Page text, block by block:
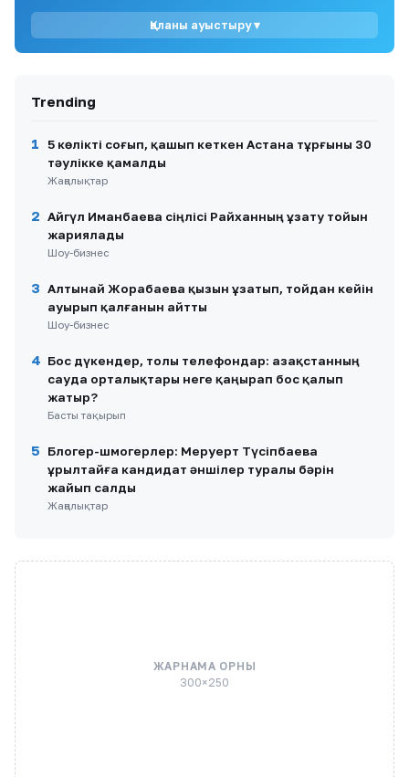
10
1,4 млрд теңге бөлінді: Бурабай мен
Қаланы ауыстыру ▾
Trending
1
5 көлікті соғып, қашып кеткен Астана тұрғыны 30
тәулікке қамалды
Жаңалықтар
2 Айгүл Иманбаева сіңлісі Райханның ұзату тойын
жариялады
Шоу-бизнес
3 Алтынай Жорабаева қызын ұзатып, тойдан кейін
ауырып қалғанын айтты
Шоу-бизнес
4 Бос дүкендер, толы телефондар: Қазақстанның
сауда орталықтары неге қаңырап бос қалып
жатыр?
Басты тақырып
5
Блогер-шмогерлер: Меруерт Түсіпбаева
Құрылтайға кандидат әншілер туралы бәрін
жайып салды
Жаңалықтар
ЖАРНАМА ОРНЫ
300×250